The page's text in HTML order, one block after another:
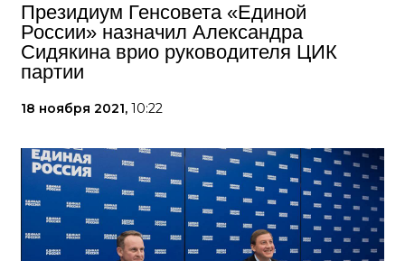
Президиум Генсовета «Единой
России» назначил Александра
Сидякина врио руководителя ЦИК
партии
18 ноября 2021, 10:22